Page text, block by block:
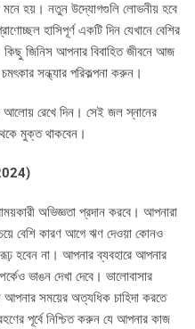
মনে হয়। নতুন উদ্যোগগুলি লোভনীয় হবে
হাসিপূর্ণ একটি দিন যেখানে বেশির
জিনিস আপনার বিবাহিত জীবনে আজ
সন্ধ্যার পরিকল্পনা করুন।
রেখে দিন। সেই জল স্নানের
মুক্ত থাকবেন।
অভিজ্ঞতা প্রদান করবে। আপনারা
বেশি কারণ আগে ঋণ দেওয়া কোনও
হবেন না। আপনার ব্যবহারে আপনার
ভাঙন দেখা দেবে। ভালোবাসার
সময়ের অত্যধিক চাহিদা করতে
পূর্বে নিশ্চিত করুন যে আপনার কাজ